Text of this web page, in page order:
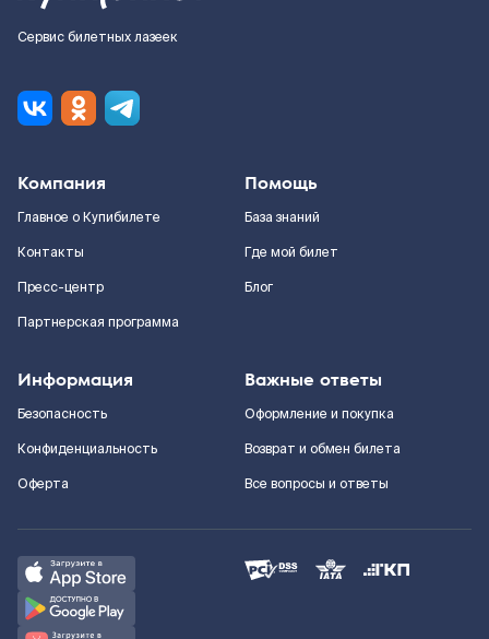
Сервис билетных лазеек
Компания
Главное о Купибилете
Контакты
Пресс-центр
Партнерская программа
Помощь
База знаний
Где мой билет
Блог
Информация
Безопасность
Конфиденциальность
Оферта
Важные ответы
Оформление и покупка
Возврат и обмен билета
Все вопросы и ответы